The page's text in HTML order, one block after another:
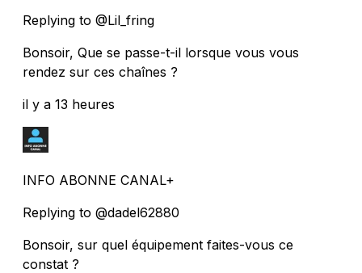
Replying to @Lil_fring
Bonsoir, Que se passe-t-il lorsque vous vous
rendez sur ces chaînes ?
il y a 13 heures
INFO ABONNE CANAL+
Replying to @dadel62880
Bonsoir, sur quel équipement faites-vous ce
constat ?